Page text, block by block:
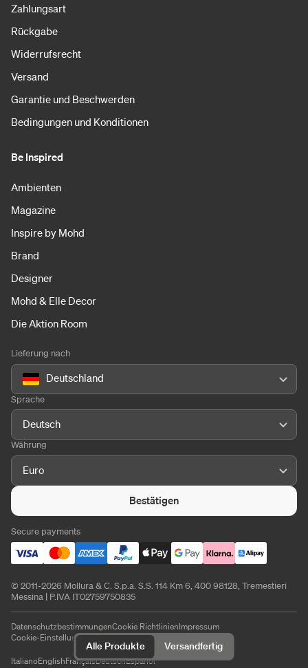
Alle Produkte Versandfertig
Zahlungsart
Rückgabe
Widerrufsrecht
Versand
Garantie und Beschwerden
Bedingungen und Konditionen
Be Inspired
Ambienten
Magazine
Inspire by Mohd
Brand
Designer
Mohd & Elle Decor
Die Aktion Room
Lieferung nach
Deutschland
Sprache
Deutsch
Währung
Euro
Bestätigen
Secure payments
© 2011-2026 Mollura & C. S.p.a. S.S. 114 Km 6, 400 98128, Tremestieri
Messina | P.IVA IT02759750835
DatenschutzbestimmungenCookie RichtlinienImpressum
Cookie-Einstellungen
ItalianoEnglishFrançaisDeutschEspañol